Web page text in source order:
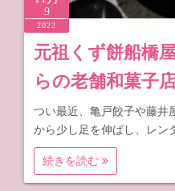
9
2022
元祖くず餅船橋
らの老舗和菓子店
つい最近、亀戸餃子や藤井
から少し足を伸ばし、レ
続きを読む